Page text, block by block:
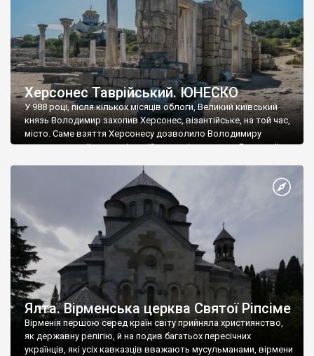
Херсонес Таврійський. ЮНЕСКО
У 988 році, після кількох місяців облоги, Великий київський
князь Володимир захопив Херсонес, візантійське, на той час,
місто. Саме взяття Херсонесу дозволило Володимиру
диктувати свої умови візантійському імператору Василю ІІ, та
Херсонесі Володимир-язичник, став Василем-християнином.
А потім було Хрещення Русі. На честь Херсонесу Таврійського
Ялта. Вірменська церква Святої Ріпсіме
Вірменія першою серед країн світу прийняла християнство,
як державну релігію, й на подив багатьох пересічних
українців, які усіх кавказців вважають мусульманами, вірмени